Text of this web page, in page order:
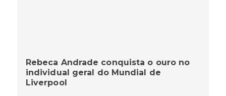
Rebeca Andrade conquista o ouro no
individual geral do Mundial de
Liverpool